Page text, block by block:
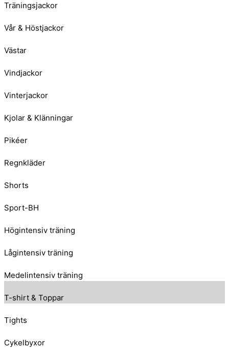
Träningsjackor
Vår & Höstjackor
Västar
Vindjackor
Vinterjackor
Kjolar & Klänningar
Pikéer
Regnkläder
Shorts
Sport-BH
Högintensiv träning
Lågintensiv träning
Medelintensiv träning
T-shirt & Toppar
Tights
Cykelbyxor